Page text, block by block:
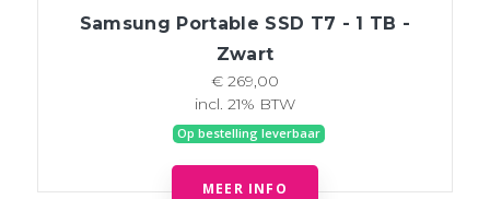
Samsung Portable SSD T7 - 1 TB -
Zwart
€ 269,00
incl. 21% BTW
Op bestelling leverbaar
MEER INFO